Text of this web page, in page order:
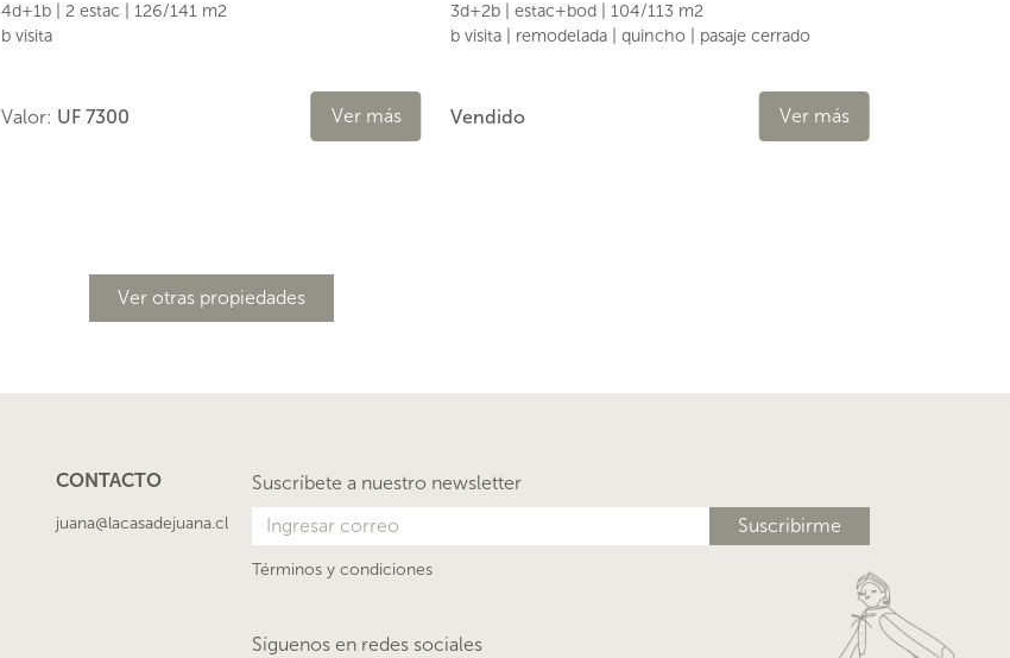
4d+1b | 2 estac | 126/141 m2
b visita
Valor: UF 7300 Ver más
3d+2b | estac+bod | 104/113 m2
b visita | remodelada | quincho | pasaje cerrado
Vendido Ver más
Ver otras propiedades
CONTACTO
juana@lacasadejuana.cl
Suscríbete a nuestro newsletter
Términos y condiciones
Síguenos en redes sociales